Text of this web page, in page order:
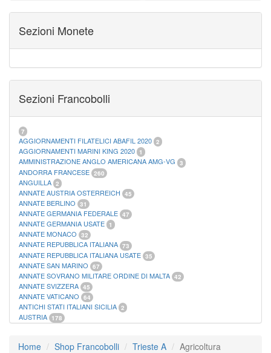
ALBUM PER CARTAMONETA 1
CARTELLE FILATELICHE MARINI
21
FOGLI FILATELICI VATICANO 37
FOGLI MARINI PERIODI SEPARATI VATICANO
MATERIALE FILATELICO MARINI 33
RACCOGLITORI XL
Sezioni Monete
Sezioni Francobolli
7
AGGIORNAMENTI FILATELICI ABAFIL 2020 2
AGGIORNAMENTI MARINI KING 2020 1
AMMINISTRAZIONE ANGLO AMERICANA AMG-VG 3
ANDORRA FRANCESE 260
ANGUILLA 2
ANNATE AUSTRIA OSTERREICH 45
ANNATE BERLINO 31
ANNATE GERMANIA FEDERALE 47
ANNATE GERMANIA USATE 1
ANNATE MONACO 32
ANNATE REPUBBLICA ITALIANA 73
ANNATE REPUBBLICA ITALIANA USATE 35
ANNATE SAN MARINO 67
ANNATE SOVRANO MILITARE ORDINE DI MALTA 42
ANNATE SVIZZERA 45
ANNATE VATICANO 64
ANTICHI STATI ITALIANI SICILIA 2
AUSTRIA 178
CASTELROSSO 10
Home Shop Francobolli Trieste A Agricoltura